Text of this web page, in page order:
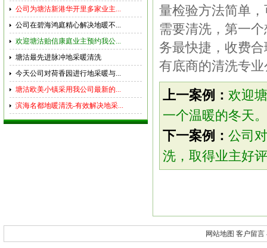
公司为塘沽新港华开里多家业主...
公司在碧海鸿庭精心解决地暖不...
欢迎塘沽贻信康庭业主预约我公...
塘沽最先进脉冲地采暖清洗
今天公司对荷香园进行地采暖与...
塘沽欧美小镇采用我公司最新的...
滨海名都地暖清洗-有效解决地采...
量检验方法简单
需要清洗，第一
务最快捷，收费
有底商的清洗专
上一案例： 欢迎
一个温暖的冬天。
下一案例： 公司
洗，取得业主好评
网站地图 客户留言